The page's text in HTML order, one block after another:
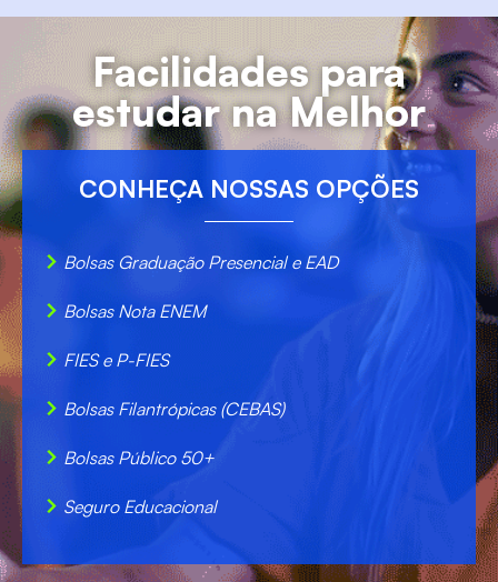
Facilidades para
estudar na Melhor
CONHEÇA NOSSAS OPÇÕES
Bolsas Graduação Presencial e EAD
Bolsas Nota ENEM
FIES e P-FIES
Bolsas Filantrópicas (CEBAS)
Bolsas Público 50+
Seguro Educacional